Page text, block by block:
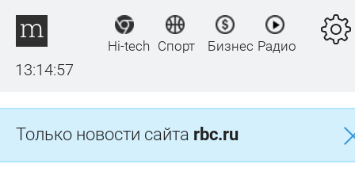
13:14:57
Hi-tech Спорт Бизнес Радио
Только новости сайта rbc.ru